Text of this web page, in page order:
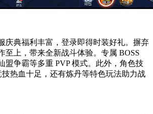
庆典福利丰富，登录即得时装好礼。摒弃
至上，带来全新战斗体验。专属 BOSS
盟争霸等多重 PVP 模式。此外，角色技
热血十足，还有炼丹等特色玩法助力战